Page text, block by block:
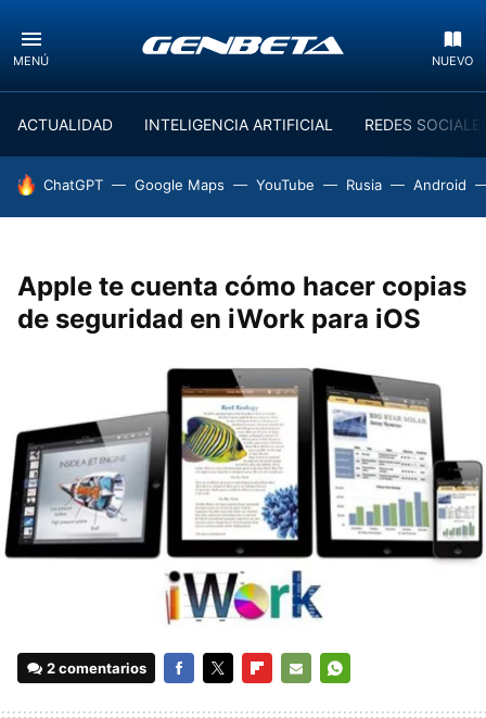
MENÚ NUEVO
ACTUALIDAD INTELIGENCIA ARTIFICIAL REDES
HOY SE HABLA DE
ChatGPT Google Maps YouTube Rusia Android
Apple te cuenta cómo hacer copias
de seguridad en iWork para iOS
2 comentarios